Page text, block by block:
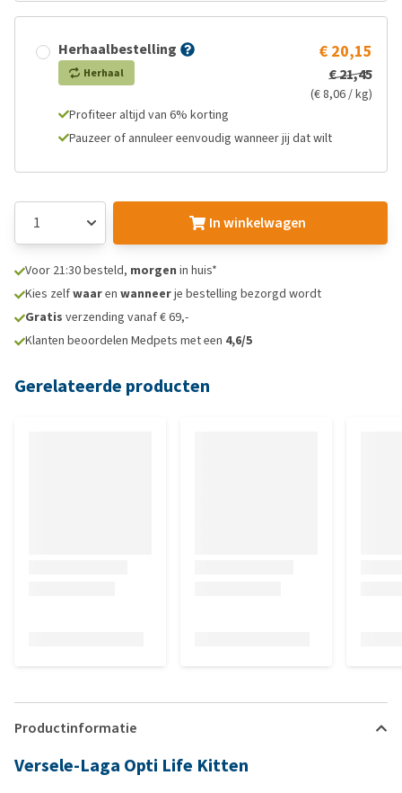
Herhaalbestelling
Herhaal
€ 20,15
€ 21,45
(€ 8,06 / kg)
Profiteer altijd van 6% korting
Pauzeer of annuleer eenvoudig wanneer jij dat wilt
In winkelwagen
Voor 21:30 besteld, morgen in huis*
Kies zelfwaaren wanneerje bestelling bezorgd wordt
Gratis verzending vanaf € 69,-
Klanten beoordelen Medpets met een 4,6/5
Gerelateerde producten
Productinformatie
Versele-Laga Opti Life Kitten